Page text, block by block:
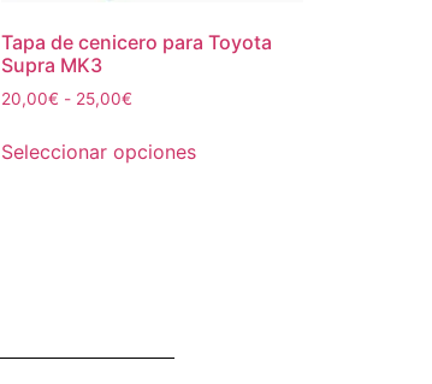
Tapa de cenicero para Toyota
Supra MK3
20,00€ - 25,00€
Seleccionar opciones